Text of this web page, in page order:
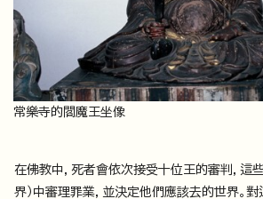
常樂寺的閻魔王坐像
在佛教中，死者會依次接受十位王的審判，這
界）中審理罪業，並決定他們應該去的世界。